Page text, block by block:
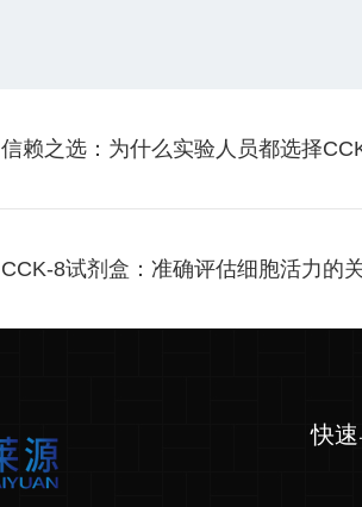
信赖之选：为什么实验人员都选择
CCK-8试剂盒：准确评估细胞活力的
快